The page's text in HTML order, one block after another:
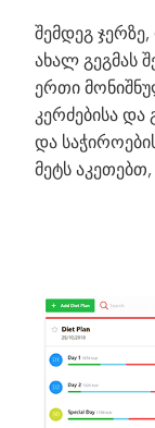
შემდეგ
ახალ გეგმას
ერთი
კერძებისა
და
მეტს